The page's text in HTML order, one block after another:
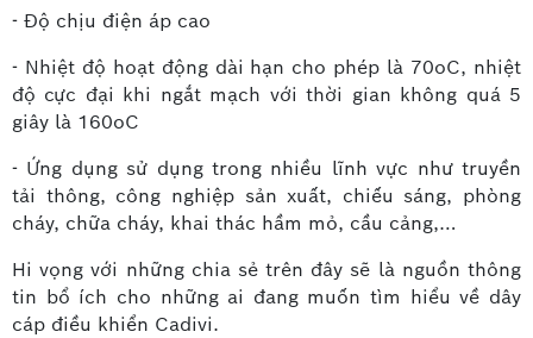
- Độ chịu điện áp cao
- Nhiệt độ hoạt động dài hạn cho phép là 70oC, nhiệt
độ cực đại khi ngắt mạch với thời gian không quá 5
giây là 160oC
- Ứng dụng sử dụng trong nhiều lĩnh vực như truyền
tải thông, công nghiệp sản xuất, chiếu sáng, phòng
cháy, chữa cháy, khai thác hầm mỏ, cầu cảng,…
Hi vọng với những chia sẻ trên đây sẽ là nguồn thông
tin bổ ích cho những ai đang muốn tìm hiểu về dây
cáp điều khiển Cadivi.